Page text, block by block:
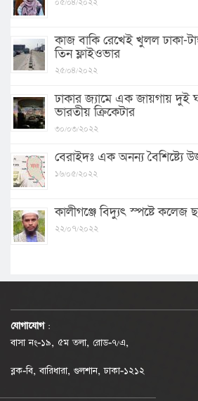
০৫/০৪/২০২২
কাজ বাকি রেখেই খুলল ঢাকা-
তিন ফ্লাইওভার
২৫/০৪/২০২২
ঢাকার জ্যামে এক জায়গায় দুই
ভারতীয় ক্রিকেটার
৩০/০৩/২০২২
বেরাইদঃ এক অনন্য বৈশিষ্ট্যে
১৬/০৫/২০২২
কালীগঞ্জে বিদ্যুৎ স্পষ্টে কলেজ
২২/০৭/২০২২
যোগাযোগ :
বাসা নং-১৯, ৫ম তলা, রোড-৭/এ,
ব্লক-বি, বারিধারা, গুলশান, ঢাকা-১২১২